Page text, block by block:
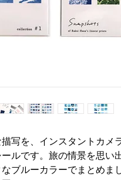
写を、インスタントカメ
ルです。旅の情景を思い
ブルーカラーでまとめまし